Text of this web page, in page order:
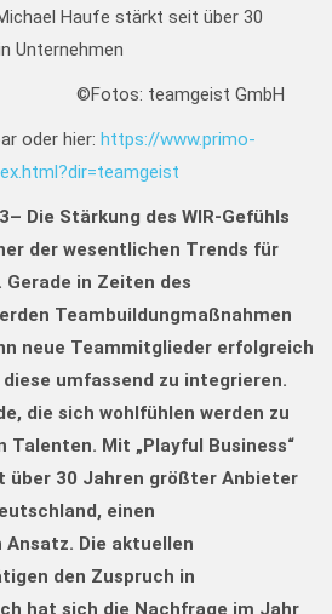
Haufe stärkt seit über 30
Unternehmen
©Fotos: teamgeist GmbH
oder hier: https://www.primo-
– Die Stärkung des WIR-Gefühls
der wesentlichen Trends für
in Zeiten des
Teambuildungmaßnahmen
neue Teammitglieder erfolgreich
umfassend zu integrieren.
die sich wohlfühlen werden zu
Mit „Playful Business“
über 30 Jahren größter Anbieter
einen
Die aktuellen
den Zuspruch in
hat sich die Nachfrage im Jahr